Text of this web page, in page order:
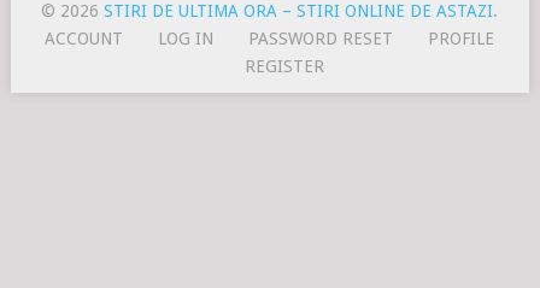
© 2026STIRI DE ULTIMA ORA – STIRI ONLINE DE ASTAZI.
ACCOUNT
LOG IN PASSWORD RESET
PROFILE
REGISTER